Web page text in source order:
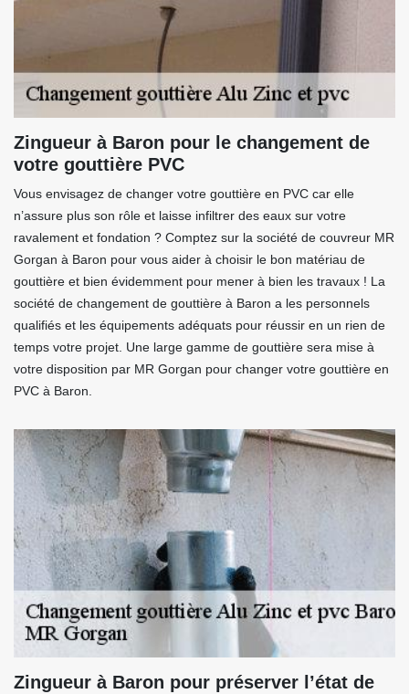
Zingueur à Baron pour le changement de
votre gouttière PVC
Vous envisagez de changer votre gouttière en PVC car elle
n’assure plus son rôle et laisse infiltrer des eaux sur votre
ravalement et fondation ? Comptez sur la société de couvreur MR
Gorgan à Baron pour vous aider à choisir le bon matériau de
gouttière et bien évidemment pour mener à bien les travaux ! La
société de changement de gouttière à Baron a les personnels
qualifiés et les équipements adéquats pour réussir en un rien de
temps votre projet. Une large gamme de gouttière sera mise à
votre disposition par MR Gorgan pour changer votre gouttière en
PVC à Baron.
Zingueur à Baron pour préserver l’état de